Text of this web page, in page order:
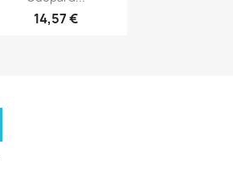
14,57 €